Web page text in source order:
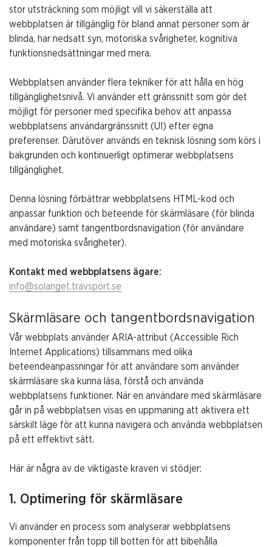
stor utsträckning som möjligt vill vi säkerställa att
webbplatsen är tillgänglig för bland annat personer som är
blinda, har nedsatt syn, motoriska svårigheter, kognitiva
funktionsnedsättningar med mera.
Webbplatsen använder flera tekniker för att hålla en hög
tillgänglighetsnivå. Vi använder ett gränssnitt som gör det
möjligt för personer med specifika behov att anpassa
webbplatsens användargränssnitt (UI) efter egna
preferenser. Därutöver används en teknisk lösning som körs i
bakgrunden och kontinuerligt optimerar webbplatsens
tillgänglighet.
Denna lösning förbättrar webbplatsens HTML-kod och
anpassar funktion och beteende för skärmläsare (för blinda
användare) samt tangentbordsnavigation (för användare
med motoriska svårigheter).
Kontakt med webbplatsens ägare:
info@solanget.travsport.se
Skärmläsare och tangentbordsnavigation
Vår webbplats använder ARIA-attribut (Accessible Rich
Internet Applications) tillsammans med olika
beteendeanpassningar för att användare som använder
skärmläsare ska kunna läsa, förstå och använda
webbplatsens funktioner. När en användare med skärmläsare
går in på webbplatsen visas en uppmaning att aktivera ett
särskilt läge för att kunna navigera och använda webbplatsen
på ett effektivt sätt.
Här är några av de viktigaste kraven vi stödjer:
1. Optimering för skärmläsare
Vi använder en process som analyserar webbplatsens
komponenter från topp till botten för att bibehålla